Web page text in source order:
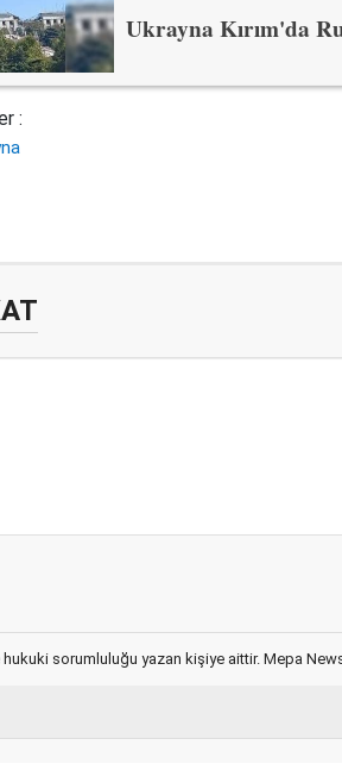
Ukrayna Kırım'da
:
hukuki sorumluluğu yazan kişiye aittir. Mepa